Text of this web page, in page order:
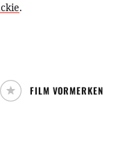
.
FILM VORMERKEN